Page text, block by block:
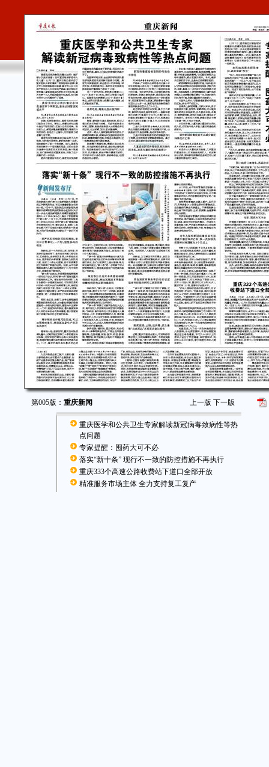
第005版： 重庆新闻 上一版 下一版
重庆医学和公共卫生专家解读新冠病毒致病性等热
点问题
专家提醒：囤药大可不必
落实“新十条” 现行不一致的防控措施不再执行
重庆333个高速公路收费站下道口全部开放
精准服务市场主体 全力支持复工复产